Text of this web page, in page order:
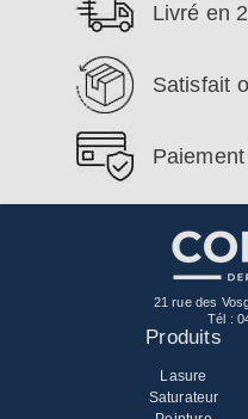
Livré en
Satisfait
21 rue des
Tél :
Produits
Lasure
Saturateur